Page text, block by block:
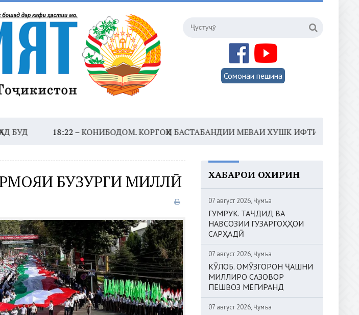
Сомонаи пешина
– КОНИБОДОМ. КОРГОҲИ БАСТАБАНДИИ МЕВАИ ХУШК ИФТИТОҲ МЕГАРДАД
БУЗУРГИ МИЛЛӢ ХАБАРҲОИ ОХИРИН
07 август 2026, Ҷумъа
ГУМРУК. ТАҶДИД ВА
НАВСОЗИИ ГУЗАРГОҲҲОИ
САРҲАДӢ
07 август 2026, Ҷумъа
КӮЛОБ. ОМӮЗГОРОН ҶАШНИ
МИЛЛИРО САЗОВОР
ПЕШВОЗ МЕГИРАНД
07 август 2026, Ҷумъа